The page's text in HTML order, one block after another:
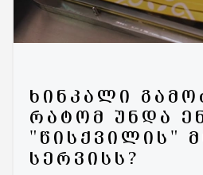
ᲮᲘᲜᲙᲐᲚᲘ
ᲠᲐᲢᲝᲛ ᲣᲜᲓᲐ
"ᲬᲘᲡᲥᲕᲘᲚᲘᲡ"
ᲡᲔᲠᲕᲘᲡᲡ?